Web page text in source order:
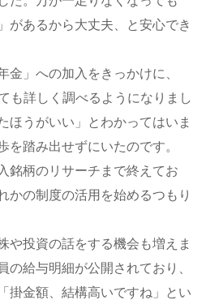
があるから大丈夫、と安心でき
金」への加入をきっかけに、
も詳しく調べるようになりまし
ほうがいい」とわかってはいま
を踏み出せずにいたのです。
銘柄のリサーチまで終えてお
かの制度の活用を始めるつもり
や投資の話をする機会も増えま
の給与明細が公開されており、
掛金額、結構高いですね」とい